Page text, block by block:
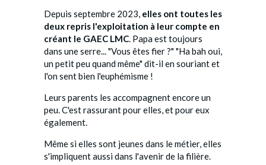
Depuis septembre 2023, elles ont toutes les
deux repris l'exploitation à leur compte en
créant le GAEC LMC. Papa est toujours
dans une serre... "Vous êtes fier ?" "Ha bah oui,
un petit peu quand même" dit-il en souriant et
l'on sent bien l'euphémisme !
Leurs parents les accompagnent encore un
peu. C'est rassurant pour elles, et pour eux
également.
Même si elles sont jeunes dans le métier, elles
s'impliquent aussi dans l'avenir de la filière.